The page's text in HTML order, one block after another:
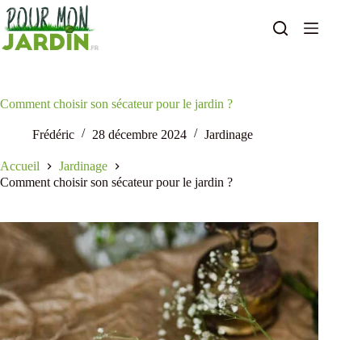
Passer
au
contenu
Comment choisir son sécateur pour le jardin ?
Frédéric 28 décembre 2024 Jardinage
Accueil
Jardinage
Comment choisir son sécateur pour le jardin ?